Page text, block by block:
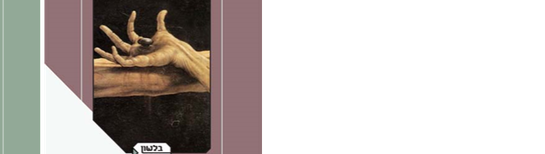
הנחת אתר ספר מודפס